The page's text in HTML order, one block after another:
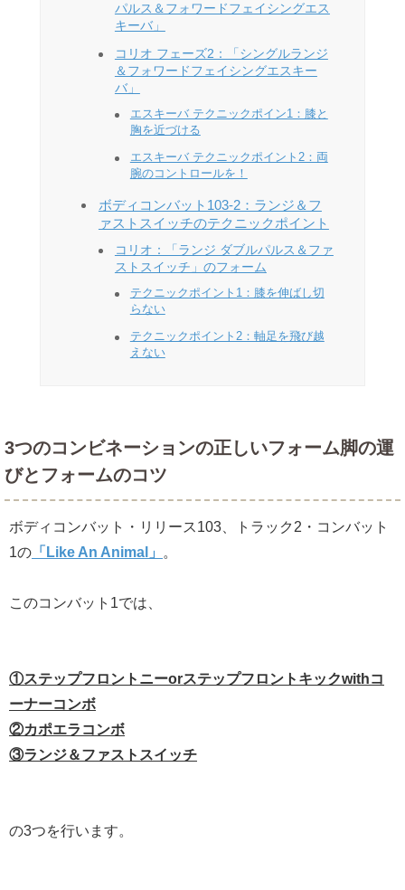
パルス＆フォワードフェイシングエス
キーバ」
コリオ フェーズ2：「シングルランジ
＆フォワードフェイシングエスキー
バ」
エスキーバ テクニックポイン1：膝と
胸を近づける
エスキーバ テクニックポイント2：両
腕のコントロールを！
ボディコンバット103-2：ランジ＆フ
ァストスイッチのテクニックポイント
コリオ：「ランジ ダブルパルス＆ファ
ストスイッチ」のフォーム
テクニックポイント1：膝を伸ばし切
らない
テクニックポイント2：軸足を飛び越
えない
3つのコンビネーションの正しいフォーム脚の運
びとフォームのコツ
ボディコンバット・リリース103、トラック2・コンバット
1の 「Like An Animal」 。
このコンバット1では、
①ステップフロントニーorステップフロントキックwithコ
ーナーコンボ
②カポエラコンボ
③ランジ＆ファストスイッチ
の3つを行います。